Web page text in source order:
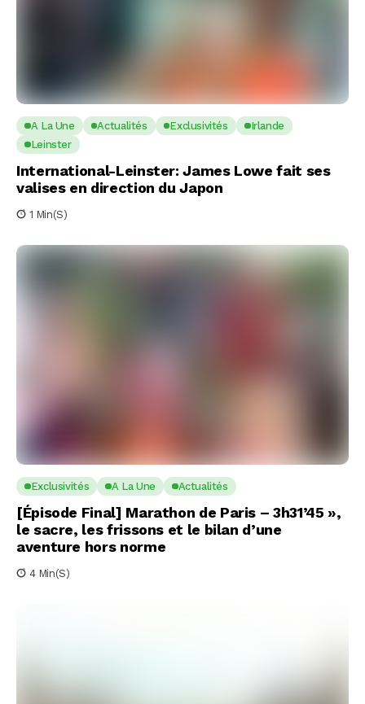
A La Une Actualités Exclusivités
Irlande
Leinster
International-Leinster: James Lowe fait ses
valises en direction du Japon
1 Min(s)
Exclusivités A La Une Actualités
[Épisode Final] Marathon de Paris – 3h31’45 »,
le sacre, les frissons et le bilan d’une
aventure hors norme
4 Min(s)